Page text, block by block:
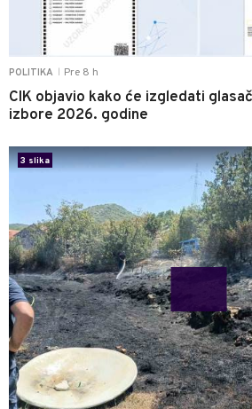
POLITIKA Pre 8 h
CIK objavio kako će izgledati
izbore 2026. godine
3 slika